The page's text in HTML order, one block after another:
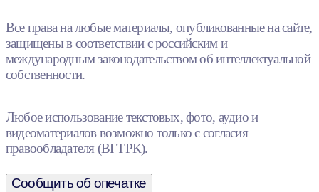
Все права на любые материалы, опубликованные на сайте,
защищены в соответствии с российским и
международным законодательством об интеллектуальной
собственности.
Любое использование текстовых, фото, аудио и
видеоматериалов возможно только с согласия
правообладателя (ВГТРК).
Сообщить об опечатке